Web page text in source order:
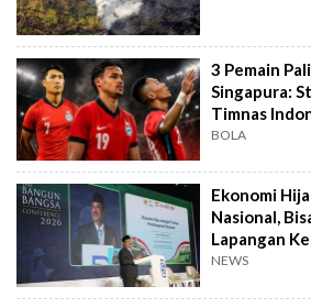
3 Pemain
Singapura:
Timnas
BOLA
Ekonomi
Nasional,
Lapangan
NEWS